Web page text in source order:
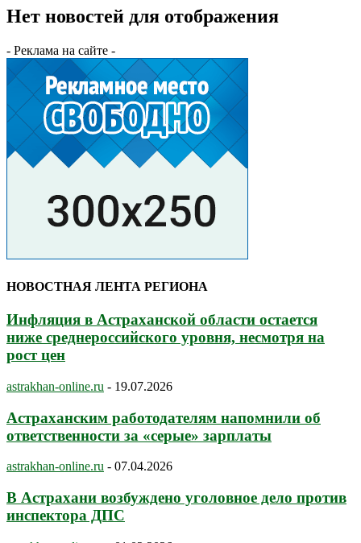
Нет новостей для отображения
- Реклама на сайте -
НОВОСТНАЯ ЛЕНТА РЕГИОНА
Инфляция в Астраханской области остается
ниже среднероссийского уровня, несмотря на
рост цен
astrakhan-online.ru - 19.07.2026
Астраханским работодателям напомнили об
ответственности за «серые» зарплаты
astrakhan-online.ru - 07.04.2026
В Астрахани возбуждено уголовное дело против
инспектора ДПС